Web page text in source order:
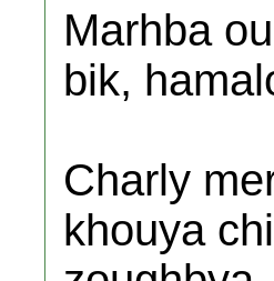
Marhba
bik,
Charly
khouya